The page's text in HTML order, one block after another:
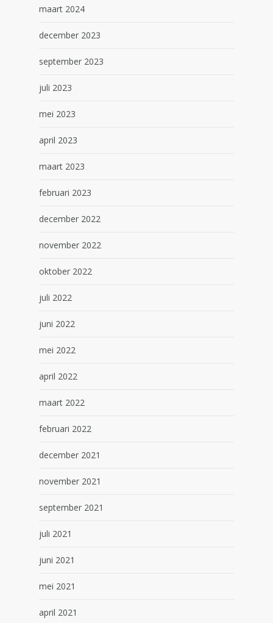
maart 2024
december 2023
september 2023
juli 2023
mei 2023
april 2023
maart 2023
februari 2023
december 2022
november 2022
oktober 2022
juli 2022
juni 2022
mei 2022
april 2022
maart 2022
februari 2022
december 2021
november 2021
september 2021
juli 2021
juni 2021
mei 2021
april 2021